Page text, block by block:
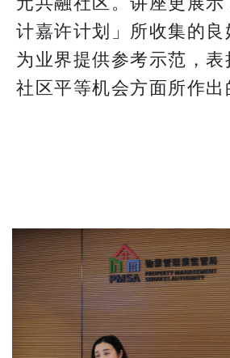
计嘉许计划」所收集的良
为业界提供参考示范，
社区平等机会方面所作出